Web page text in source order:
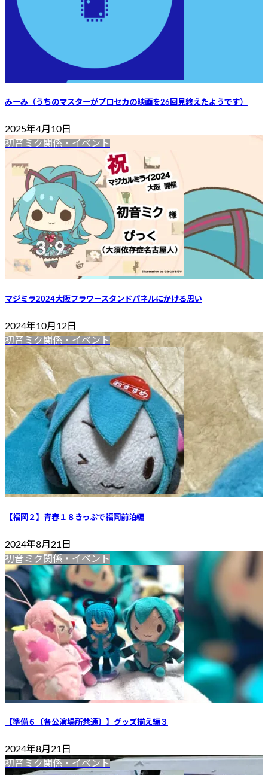
みーみ（うちのマスターがプロセカの映画を26回見終えたようです）
2025年4月10日
初音ミク関係・イベント
マジミラ2024大阪フラワースタンドパネルにかける思い
2024年10月12日
初音ミク関係・イベント
【福岡２】青春１８きっぷで福岡前泊編
2024年8月21日
初音ミク関係・イベント
【準備６〔各公演場所共通〕】グッズ揃え編３
2024年8月21日
初音ミク関係・イベント